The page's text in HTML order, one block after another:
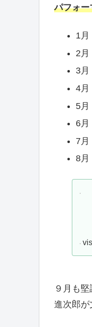
パフォー
1
2
3
4
5
6
7
8
９月も
進次郎が